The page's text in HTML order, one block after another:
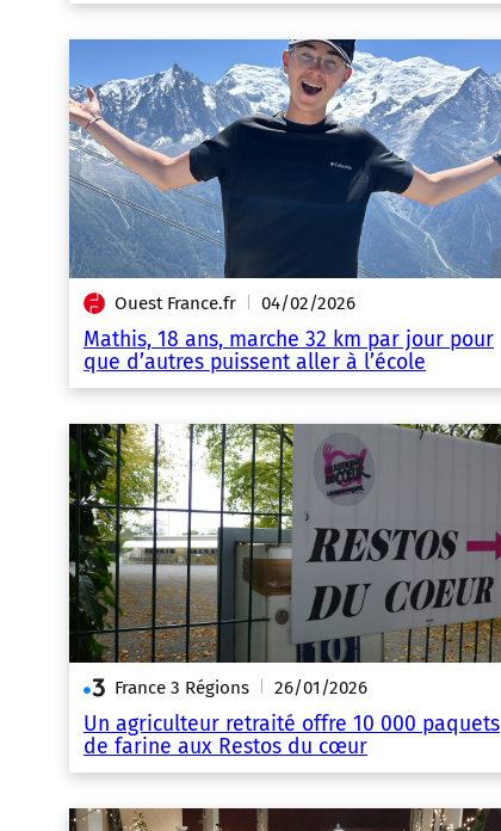
Ouest France.fr 04/02/2026
Mathis, 18 ans, marche 32 km par jour pour
que d’autres puissent aller à l’école
France 3 Régions 26/01/2026
Un agriculteur retraité offre 10 000 paquets
de farine aux Restos du cœur